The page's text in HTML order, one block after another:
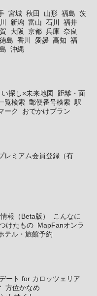
宮城 秋田 山形 福島 茨
新潟 富山 石川
福井
大阪 京都 兵庫 奈良
徳島 香川 愛媛 高知 福
沖縄
探し×未来地図
距離・面
覧検索 郵便番号検索 駅
ーク おでかけプラン
レミアム会員登録（有
報（Beta版）
こんなに
けたもの MapFanオンラ
テル・旅館予約
ート for カロッツェリア
方位かなめ